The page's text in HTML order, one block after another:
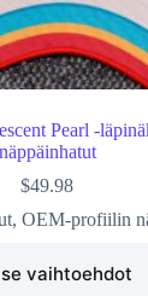
Pearl -
näppäinhatut
$49.98
, OEM-profiilin
vaihtoehdot